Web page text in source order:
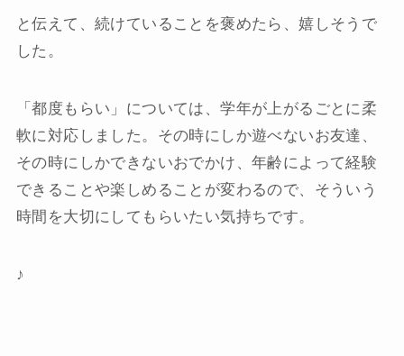
と伝えて、続けていることを褒めたら、嬉しそうで
した。
「都度もらい」については、学年が上がるごとに柔
軟に対応しました。その時にしか遊べないお友達、
その時にしかできないおでかけ、年齢によって経験
できることや楽しめることが変わるので、そういう
時間を大切にしてもらいたい気持ちです。
♪